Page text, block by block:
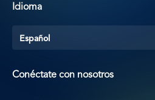
Idioma
Español
Conéctate con nosotros